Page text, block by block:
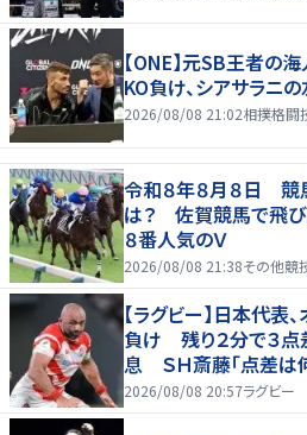
【ONE】元SB王者の
KO負け、シアサラニ
2026/08/08 21:02相撲格闘
令和８年８月８日 競馬
は？ 佐賀競馬で飛び
８番人気のＶ
2026/08/08 21:38その他競
【ラグビー】日本代表
負け 残り２分で３
息 ＳＨ斎藤「点差は
半にＳＯ伊藤龍が先制
2026/08/08 20:57ラグビー